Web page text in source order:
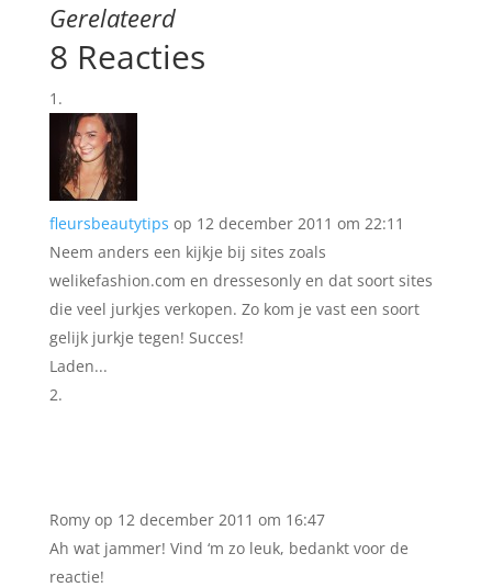
Gerelateerd
8 Reacties
fleursbeautytips op 12 december 2011 om 22:11
Neem anders een kijkje bij sites zoals
welikefashion.com en dressesonly en dat soort sites
die veel jurkjes verkopen. Zo kom je vast een soort
gelijk jurkje tegen! Succes!
Laden...
Romy op 12 december 2011 om 16:47
Ah wat jammer! Vind ‘m zo leuk, bedankt voor de
reactie!